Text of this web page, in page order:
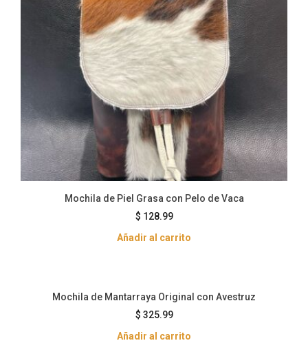
Mochila de Piel Grasa con Pelo de Vaca
$ 128.99
Añadir al carrito
Mochila de Mantarraya Original con Avestruz
$ 325.99
Añadir al carrito